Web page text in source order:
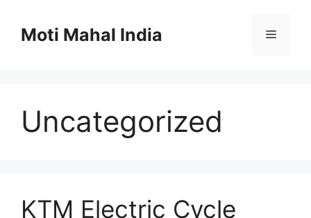
contentMoti Mahal India Menu
Uncategorized
KTM Electric Cycle